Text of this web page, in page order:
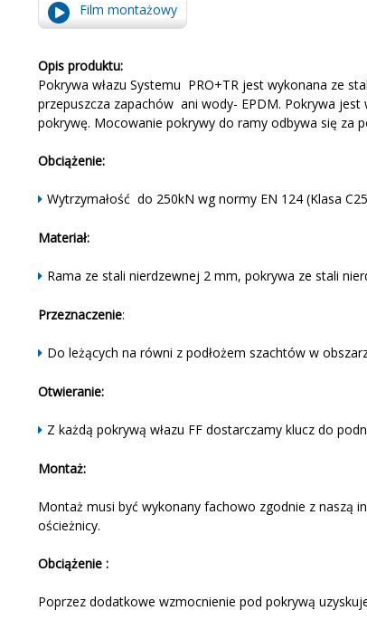
Film montażowy
Opis produktu:
Pokrywa włazu Systemu PRO+TR jest wykonana ze
przepuszcza zapachów ani wody- EPDM. Pokrywa
pokrywę. Mocowanie pokrywy do ramy odbywa się za
Obciążenie:
Wytrzymałość do 250kN wg normy EN 124 (Klasa
Materiał:
Rama ze stali nierdzewnej 2 mm, pokrywa ze stali
Przeznaczenie:
Do leżących na równi z podłożem szachtów w
Otwieranie:
Z każdą pokrywą włazu FF dostarczamy klucz do
Montaż:
Montaż musi być wykonany fachowo zgodnie z naszą
ościeżnicy.
Obciążenie :
Poprzez dodatkowe wzmocnienie pod pokrywą